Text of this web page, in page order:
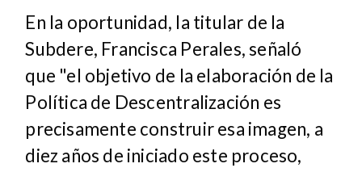
En la oportunidad, la titular de la
Subdere, Francisca Perales, señaló
que "el objetivo de la elaboración de la
Política de Descentralización es
precisamente construir esa imagen, a
diez años de iniciado este proceso,